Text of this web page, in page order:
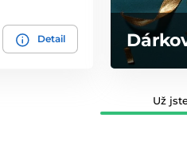
Detail
Už